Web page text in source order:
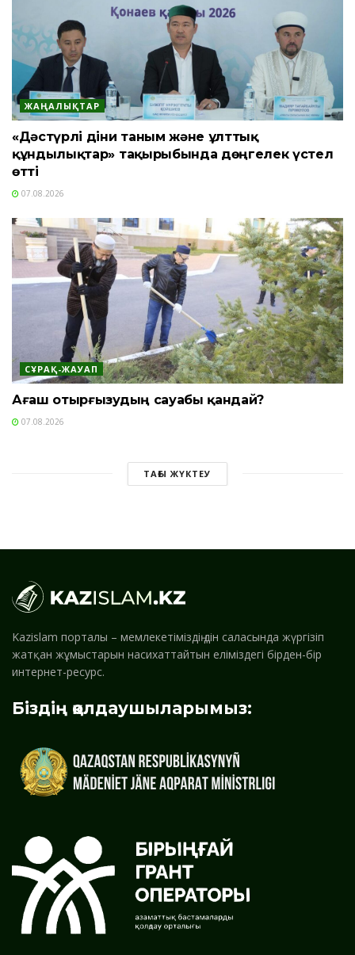
ЖАҢАЛЫҚТАР
«Дәстүрлі діни таным және ұлттық
құндылықтар» тақырыбында дөңгелек үстел
өтті
07.08.2026
СҰРАҚ-ЖАУАП
Ағаш отырғызудың сауабы қандай?
07.08.2026
ТАҒЫ ЖҮКТЕУ
Kazislam порталы – мемлекетіміздің дін саласында жүргізіп
жатқан жұмыстарын насихаттайтын еліміздегі бірден-бір
интернет-ресурс.
Біздің қолдаушыларымыз: